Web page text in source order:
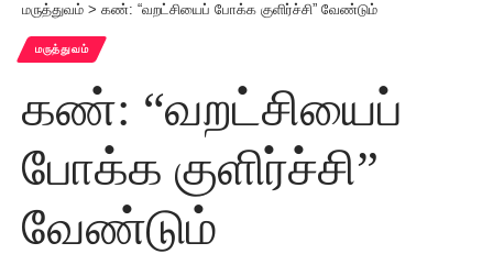
மருத்துவம் > கண்: “வறட்சியைப் போக்க குளிர்ச்சி” வேண்டும்
மருத்துவம்
கண்: “வறட்சியைப்
போக்க குளிர்ச்சி”
வேண்டும்